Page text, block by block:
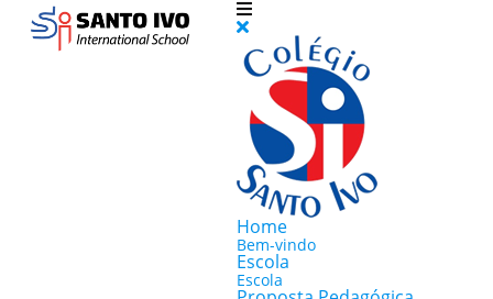
Home
Bem-vindo
Escola
Escola